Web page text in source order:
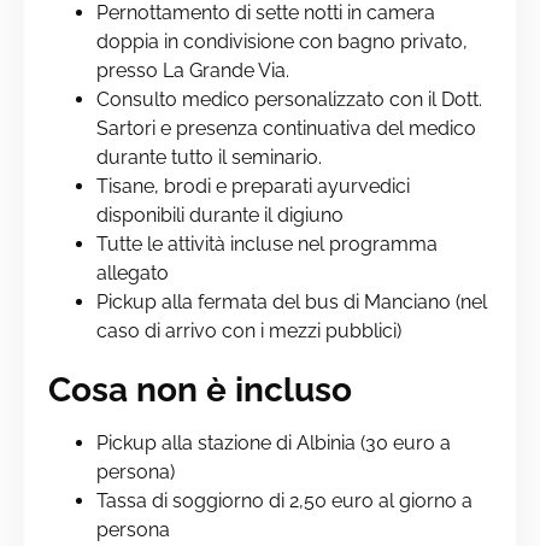
Pernottamento di sette notti in camera
doppia in condivisione con bagno privato,
presso La Grande Via.
Consulto medico personalizzato con il Dott.
Sartori e presenza continuativa del medico
durante tutto il seminario.
Tisane, brodi e preparati ayurvedici
disponibili durante il digiuno
Tutte le attività incluse nel programma
allegato
Pickup alla fermata del bus di Manciano (nel
caso di arrivo con i mezzi pubblici)
Cosa non è incluso
Pickup alla stazione di Albinia (30 euro a
persona)
Tassa di soggiorno di 2,50 euro al giorno a
persona